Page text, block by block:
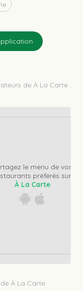
de À La Carte
le menu de vos
préférés sur
À La Carte
À La Carte